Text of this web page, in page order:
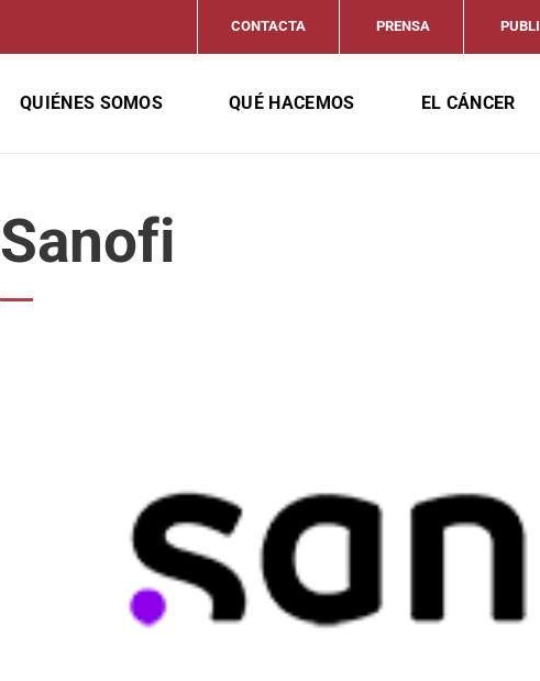
CONTACTA PRENSA
QUIÉNES SOMOS QUÉ HACEMOS EL CÁNCER
Sanofi